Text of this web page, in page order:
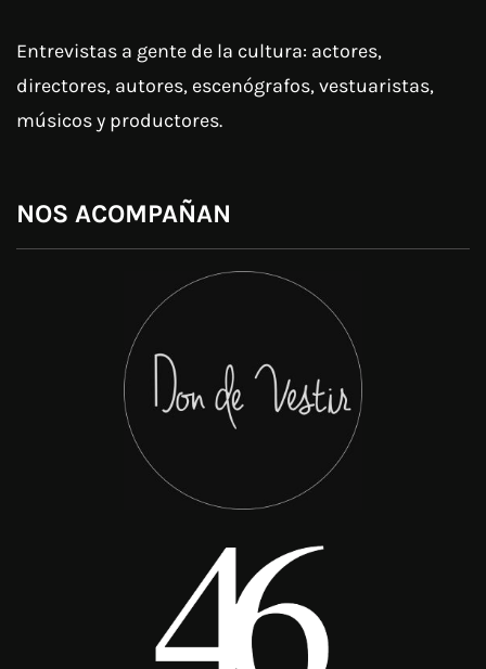
Entrevistas a gente de la cultura: actores,
directores, autores, escenógrafos, vestuaristas,
músicos y productores.
NOS ACOMPAÑAN